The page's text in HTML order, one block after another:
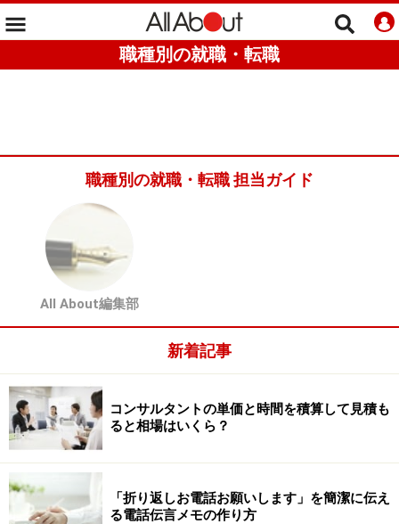
職種別の就職・転職
職種別の就職・転職 担当ガイド
All About編集部
新着記事
コンサルタントの単価と時間を積算して見積も
ると相場はいくら？
「折り返しお電話お願いします」を簡潔に伝え
る電話伝言メモの作り方